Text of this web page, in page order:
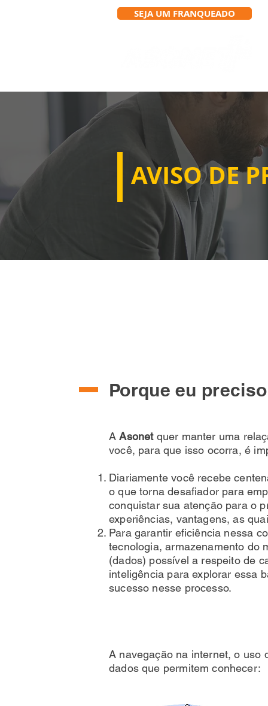
SEJA UM FRANQUEADO
AVISO DE
Porque eu
AAsonetquer manter uma
você, para que isso ocorra, é
Diariamente você recebe
o que torna desafiador para
conquistar sua atenção para o
experiências, vantagens, as
Para garantir eficiência nessa
tecnologia, armazenamento do
(dados) possível a respeito de
inteligência para explorar essa
sucesso nesse processo.
A navegação na internet, o uso
dados que permitem conhecer: